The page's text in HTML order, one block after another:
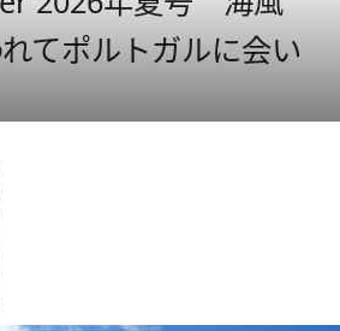
てポルトガルに会い